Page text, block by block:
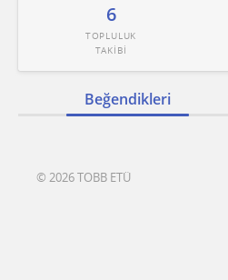
6
TOPLULUK
TAKİBİ
Beğendikleri
© 2026 TOBB ETÜ